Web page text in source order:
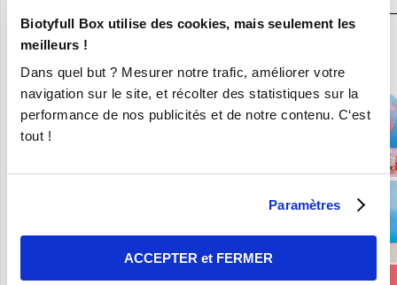
Biotyfull Box utilise des cookies, mais seulement les
meilleurs !
Dans quel but ? Mesurer notre trafic, améliorer votre
navigation sur le site, et récolter des statistiques sur la
performance de nos publicités et de notre contenu. C‘est
tout !
Paramètres
ACCEPTER et FERMER
En ce moment :
Craquez pour vos 8 Nouvelles Box pour 9,90€ seulement !